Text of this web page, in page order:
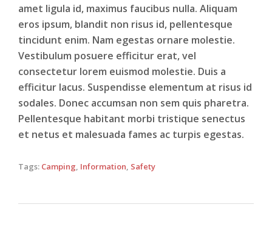
amet ligula id, maximus faucibus nulla. Aliquam
eros ipsum, blandit non risus id, pellentesque
tincidunt enim. Nam egestas ornare molestie.
Vestibulum posuere efficitur erat, vel
consectetur lorem euismod molestie. Duis a
efficitur lacus. Suspendisse elementum at risus id
sodales. Donec accumsan non sem quis pharetra.
Pellentesque habitant morbi tristique senectus
et netus et malesuada fames ac turpis egestas.
Tags: Camping, Information, Safety